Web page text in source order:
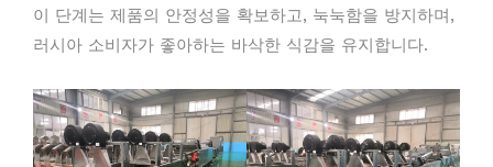
이 단계는 제품의 안정성을 확보하고, 눅눅함을 방지하며,
러시아 소비자가 좋아하는 바삭한 식감을 유지합니다.